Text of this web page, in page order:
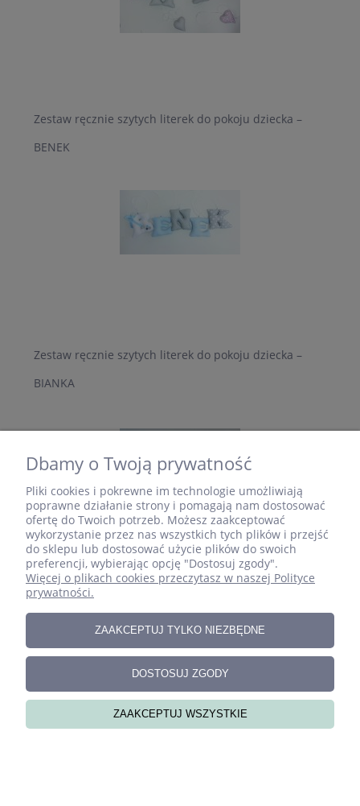
Zestaw ręcznie szytych literek do pokoju dziecka –
BENEK
Zestaw ręcznie szytych literek do pokoju dziecka –
BIANKA
Zestaw ręcznie szytych literek do pokoju dziecka –
Dbamy o Twoją prywatność
Pliki cookies i pokrewne im technologie umożliwiają
poprawne działanie strony i pomagają nam dostosować
ofertę do Twoich potrzeb. Możesz zaakceptować
wykorzystanie przez nas wszystkich tych plików i przejść
do sklepu lub dostosować użycie plików do swoich
preferencji, wybierając opcję "Dostosuj zgody".
Więcej o plikach cookies przeczytasz w naszej Polityce
prywatności.
ZAAKCEPTUJ TYLKO NIEZBĘDNE
DOSTOSUJ ZGODY
ZAAKCEPTUJ WSZYSTKIE